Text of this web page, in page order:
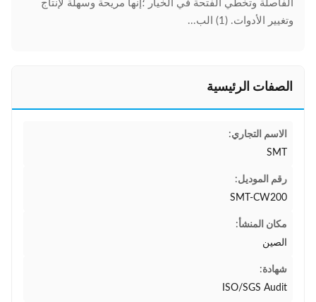
الفاصلة وتخطي الفتحة في الخيار ؛إنها مريحة وسهلة لإنتاج
وتغيير الأدوات. (1) الب...
الصفات الرئيسية
الاسم التجاري:
SMT
رقم الموديل:
SMT-CW200
مكان المنشأ:
الصين
شهادة:
ISO/SGS Audit